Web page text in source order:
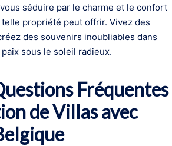
séduire par le charme et le confort
telle propriété peut offrir. Vivez des
des souvenirs inoubliables dans
sous le soleil radieux.
Fréquentes
de Villas avec